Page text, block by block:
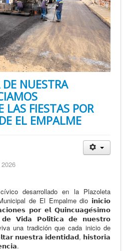
NUESTRA
LAS FIESTAS POR
EL EMPALME
desarrollado en la Plazoleta
de El Empalme dio 𝗶𝗻𝗶𝗰𝗶𝗼
𝗽𝗼𝗿 𝗲𝗹 𝗤𝘂𝗶𝗻𝗰𝘂𝗮𝗴𝗲́𝘀𝗶𝗺𝗼
𝗱𝗲 𝗩𝗶𝗱𝗮 𝗣𝗼𝗹𝗶́𝘁𝗶𝗰𝗮 𝗱𝗲 𝗻𝘂𝗲𝘀𝘁𝗿𝗼
una tradición que cada inicio de
𝗻𝘂𝗲𝘀𝘁𝗿𝗮 𝗶𝗱𝗲𝗻𝘁𝗶𝗱𝗮𝗱, 𝗵𝗶𝘀𝘁𝗼𝗿𝗶𝗮